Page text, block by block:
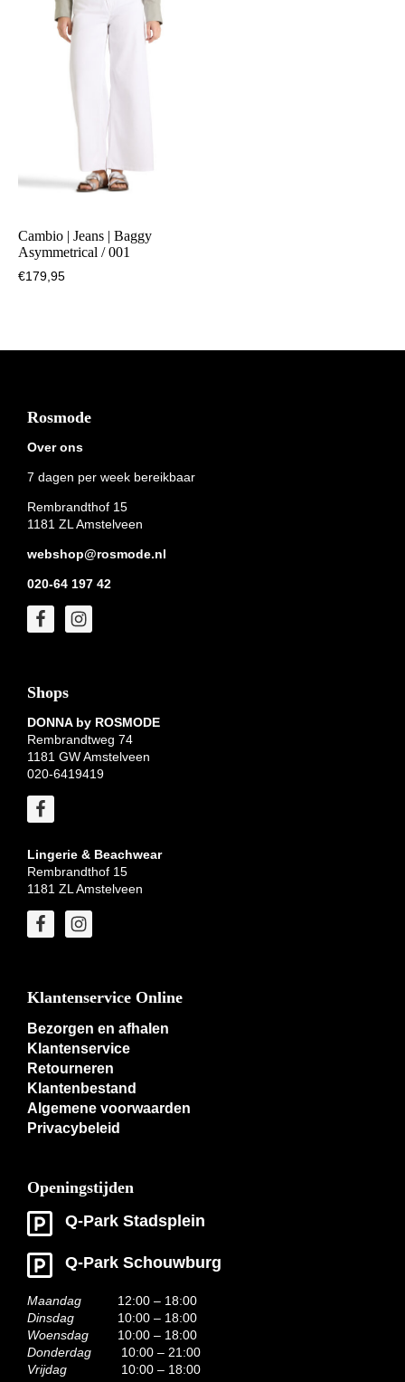
Cambio | Jeans | Baggy
Asymmetrical / 001
€179,95
Footer
Rosmode
Over ons
7 dagen per week bereikbaar
Rembrandthof 15
1181 ZL Amstelveen
webshop@rosmode.nl
020-64 197 42
Shops
DONNA by ROSMODE
Rembrandtweg 74
1181 GW Amstelveen
020-6419419
Lingerie & Beachwear
Rembrandthof 15
1181 ZL Amstelveen
Klantenservice Online
Bezorgen en afhalen
Klantenservice
Retourneren
Klantenbestand
Algemene voorwaarden
Privacybeleid
Openingstijden
Q-Park Stadsplein
Q-Park Schouwburg
Maandag
12:00 – 18:00
Dinsdag
10:00 – 18:00
Woensdag
10:00 – 18:00
Donderdag
10:00 – 21:00
Vrijdag
10:00 – 18:00